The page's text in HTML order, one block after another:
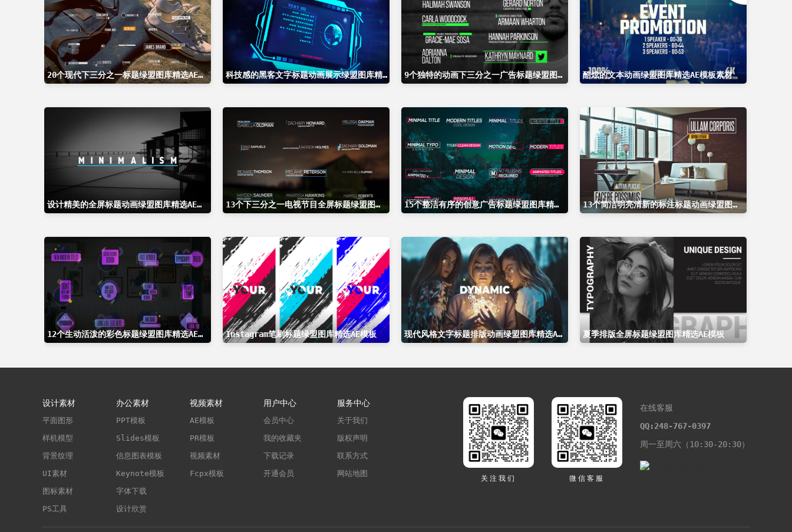
20个现代下三分之一标题绿盟图库精选AE模板 科技感的黑客文字标题动画展示绿盟图库精选AE模板Hack HUD 9个独特的动画下三分之一广告标题绿盟图库精选AE模板 酷炫的文本动画绿盟图库精选AE模板素材
设计精美的全屏标题动画绿盟图库精选AE模板 13个下三分之一电视节目全屏标题绿盟图库精选AE模板 15个整洁有序的创意广告标题绿盟图库精选AE模板 13个简洁明亮清新的标注标题动画绿盟图库精选AE模板
12个生动活泼的彩色标题绿盟图库精选AE模板 Instagram笔刷标题绿盟图库精选AE模板 现代风格文字标题排版动画绿盟图库精选AE模板 夏季排版全屏标题绿盟图库精选AE模板
设计素材
平面图形
样机模型
背景纹理
UI素材
图标素材
PS工具
办公素材
PPT模板
Slides模板
信息图表模板
Keynote模板
字体下载
设计欣赏
视频素材
AE模板
PR模板
视频素材
Fcpx模板
用户中心
会员中心
我的收藏夹
下载记录
开通会员
服务中心
关于我们
版权声明
联系方式
网站地图
关注我们 微信客服
在线客服
QQ:248-767-0397
周一至周六（10:30-20:30）